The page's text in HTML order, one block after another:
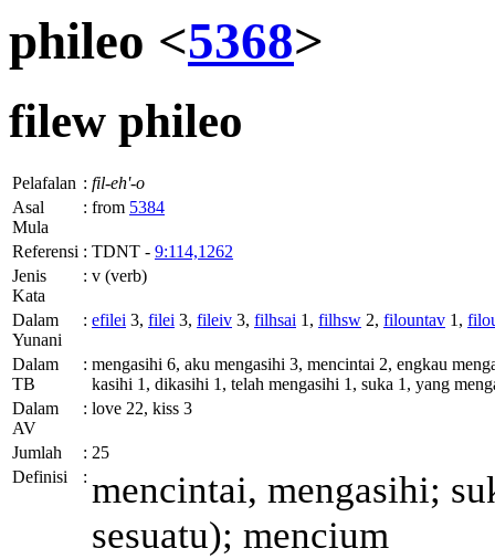
phileo <5368>
filew phileo
Pelafalan : fil-eh'-o
Asal
Mula
: from 5384
Referensi : TDNT - 9:114,1262
Jenis
Kata
: v (verb)
Dalam
Yunani
: efilei 3, filei 3, fileiv 3, filhsai 1, filhsw 2, filountav 1,
Dalam
TB
: mengasihi 6, aku mengasihi 3, mencintai 2, engkau
kasihi 1, dikasihi 1, telah mengasihi 1, suka 1, yang
Dalam
AV
: love 22, kiss 3
Jumlah : 25
Definisi
: mencintai, mengasihi;
sesuatu); mencium